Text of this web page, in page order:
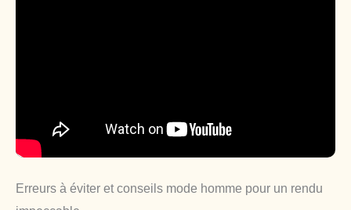
Erreurs à éviter et conseils mode homme pour un rendu